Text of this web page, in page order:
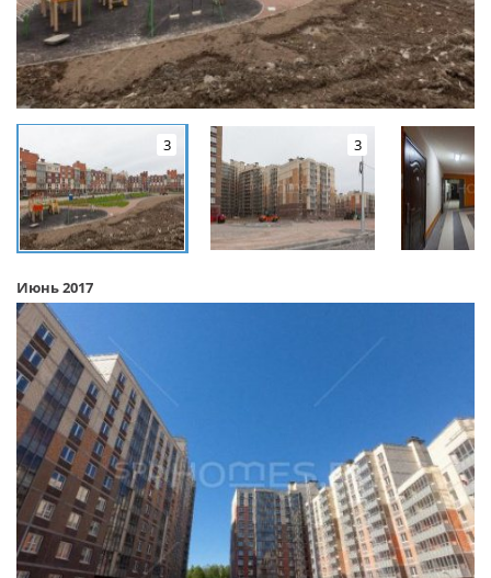
3 3
Июнь 2017